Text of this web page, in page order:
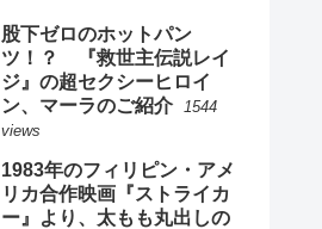
股下ゼロのホットパン
ツ！？ 『救世主伝説レイ
ジ』の超セクシーヒロイ
ン、マーラのご紹介
1544
views
1983年のフィリピン・アメ
リカ合作映画『ストライカ
ー』より、太もも丸出しの